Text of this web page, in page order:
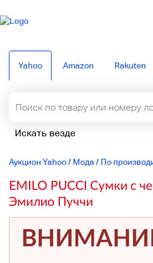
Yahoo Amazon Rakuten
Аукцион Yahoo/ Мода / По
EMILO PUCCI Сумки с
Эмилио Пуччи